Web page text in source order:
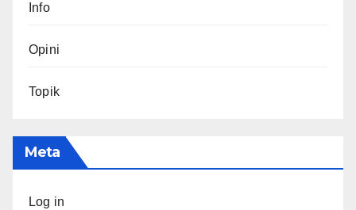
Info
Opini
Topik
Meta
Log in